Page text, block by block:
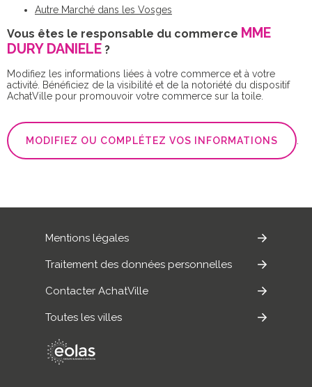
Autre Marché dans les Vosges
Vous êtes le responsable du commerce MME
DURY DANIELE ?
Modifiez les informations liées à votre commerce et à votre
activité. Bénéficiez de la visibilité et de la notoriété du dispositif
AchatVille pour promouvoir votre commerce sur la toile.
MODIFIEZ OU COMPLÉTEZ VOS INFORMATIONS
Mentions légales
Traitement des données personnelles
Contacter AchatVille
Toutes les villes